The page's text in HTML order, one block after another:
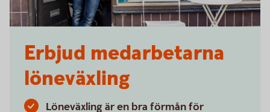
Erbjud medarbetarna
löneväxling
Löneväxling är en bra förmån för